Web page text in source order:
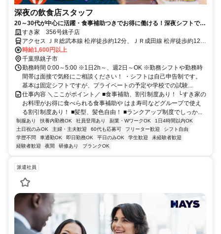
深夜の飲食店スタッフ
20～30代が中心に活躍・食事補助つきでお得に働ける！深夜シフトで稼
ぎませんか◎
すき家 356号銚子店
アクセス ＪＲ総武本線 松岸徒歩約12分、ＪＲ成田線 松岸徒歩約12
分、銚子電気鉄道 銚子徒歩約27分 松岸駅より徒歩12分
時給1,600円以上
千葉県銚子市
勤務時間 0:00～5:00 ※1日2h～、週2日～OK ※勤務シフトや勤務時
間帯は面接で気軽にご相談ください！ ・シフトは自己申告制です。
基本は固定シフトですが、プライベートの予定や学校での試験...
仕事内容 ＼ここがポイント／ ■食事補助、割引制度あり！ └すき家の
お料理がお得に食べられる食事補助や はま寿司などグループで使え
る割引制度あり！ ■髪型、髪色自由！ ■ランクアップ制度でしっか...
制服あり 扶養内勤務OK 社員登用あり 副業・WワークOK
1日4時間以内OK
土日祝のみOK
主婦・主夫歓迎 60代も応募可 フリーター歓迎
シフト自由
学歴不問
車通勤OK 即日勤務OK 平日のみOK 学生歓迎
未経験者歓迎
経験者歓迎
夜間 研修あり ブランクOK
派遣社員